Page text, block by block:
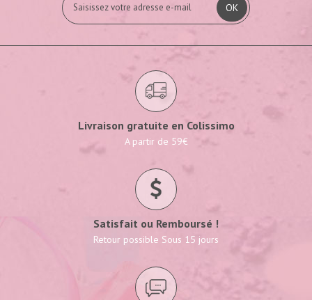
OK
Livraison gratuite en Colissimo
A partir de 59€
Satisfait ou Remboursé !
Retour possible Sous 15 jours